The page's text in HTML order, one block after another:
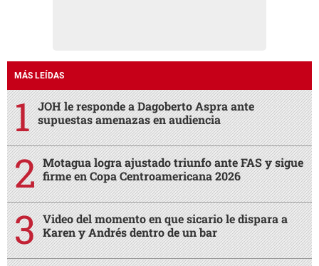
MÁS LEÍDAS
JOH le responde a Dagoberto Aspra ante
supuestas amenazas en audiencia
Motagua logra ajustado triunfo ante FAS y sigue
firme en Copa Centroamericana 2026
Video del momento en que sicario le dispara a
Karen y Andrés dentro de un bar